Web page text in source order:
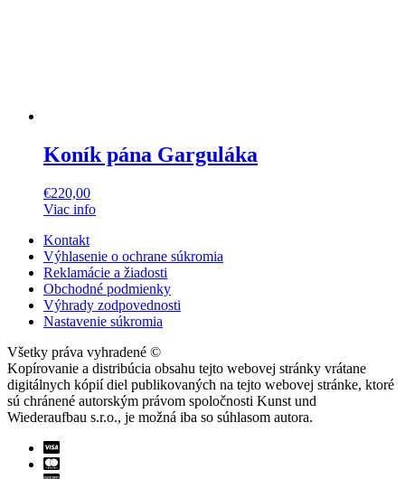
Koník pána Garguláka
€220,00
Viac info
Kontakt
Výhlasenie o ochrane súkromia
Reklamácie a žiadosti
Obchodné podmienky
Výhrady zodpovednosti
Nastavenie súkromia
Všetky práva vyhradené ©
Kopírovanie a distribúcia obsahu tejto webovej stránky vrátane
digitálnych kópií diel publikovaných na tejto webovej stránke, ktoré
sú chránené autorským právom spoločnosti Kunst und
Wiederaufbau s.r.o., je možná iba so súhlasom autora.